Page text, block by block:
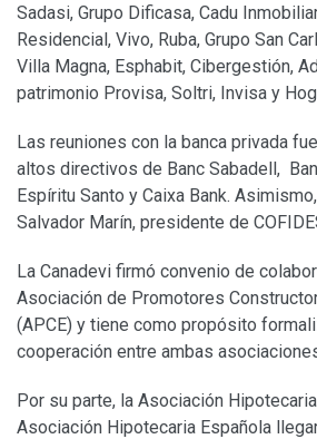
Sadasi, Grupo Dificasa, Cadu
Residencial, Vivo, Ruba, Grupo San
Villa Magna, Esphabit, Cibergestión,
patrimonio Provisa, Soltri, Invisa y
Las reuniones con la banca privada
altos directivos de Banc Sabadell,
Espíritu Santo y Caixa Bank.
Salvador Marín, presidente de
La Canadevi firmó convenio de
Asociación de Promotores
(APCE) y tiene como propósito
cooperación entre ambas
Por su parte, la Asociación
Asociación Hipotecaria Española